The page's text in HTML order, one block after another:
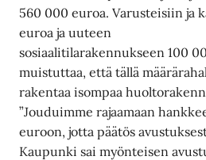
560 000 euroa. Varusteisiin ja
euroa ja uuteen
sosiaalitilarakennukseen 100
muistuttaa, että tällä
rakentaa isompaa
”Jouduimme rajaamaan
euroon, jotta päätös
Kaupunki sai myönteisen